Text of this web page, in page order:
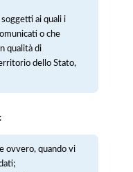
ai quali i
o che
qualità di
dello Stato,
ovvero, quando vi